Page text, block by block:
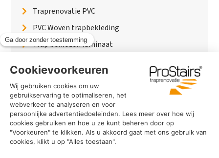
Traprenovatie PVC
PVC Woven trapbekleding
Trap bekleden laminaat
Traptreden beton
Traptreden leer
PaintWood
Trapverlichting
PVC Vloer